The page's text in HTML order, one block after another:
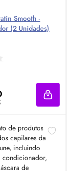
Smooth -
(2 Unidades)